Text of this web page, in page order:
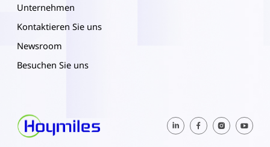
Unternehmen
Kontaktieren Sie uns
Newsroom
Besuchen Sie uns